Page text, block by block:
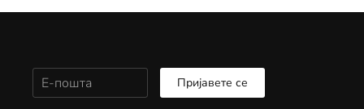
Пријавете се